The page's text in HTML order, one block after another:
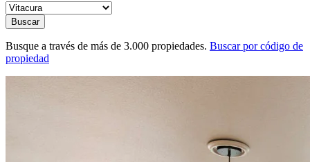
Buscar
Busque a través de más de 3.000 propiedades. Buscar por código de
propiedad